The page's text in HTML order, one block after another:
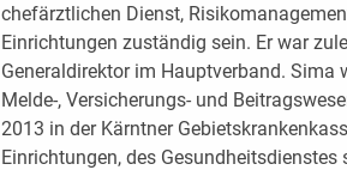
chefärztlichen Dienst,
Einrichtungen zuständig sein. Er war
Generaldirektor im Hauptverband. Sima
Melde-, Versicherungs- und
2013 in der Kärntner
Einrichtungen, des Gesundheitsdienstes